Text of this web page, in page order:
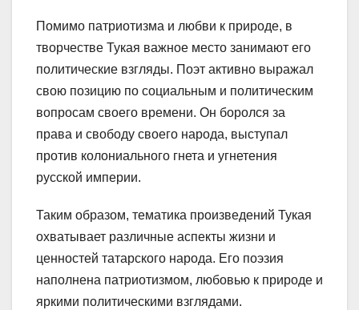
Помимо патриотизма и любви к природе, в
творчестве Тукая важное место занимают его
политические взгляды. Поэт активно выражал
свою позицию по социальным и политическим
вопросам своего времени. Он боролся за
права и свободу своего народа, выступал
против колониального гнета и угнетения
русской империи.
Таким образом, тематика произведений Тукая
охватывает различные аспекты жизни и
ценностей татарского народа. Его поэзия
наполнена патриотизмом, любовью к природе и
яркими политическими взглядами.